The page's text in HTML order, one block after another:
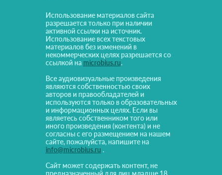
Использование материалов сайта
разрешается только при наличии
активной ссылки на источник.
Использование всех текстовых
материалов без изменений в
некоммерческих целях разрешается со
ссылкой на microbius.ru.
Все аудиовизуальные произведения
являются собственностью своих
авторов и правообладателей и
используются только в образовательных
и информационных целях. Если вы
являетесь собственником того или
иного произведения (контента) и не
согласны с его размещением на нашем
сайте, пожалуйста, напишите на
info@microbius.ru .
Сайт может содержать контент, не
предназначенный для лиц младше 18